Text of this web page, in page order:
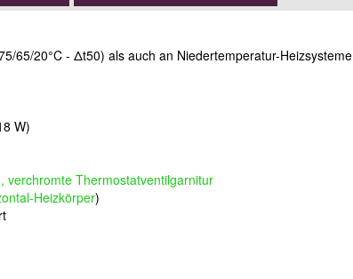
65/20°C - Δt50) als auch an Niedertemperatur-Heizsysteme
W)
verchromte Thermostatventilgarnitur
Heizkörper)